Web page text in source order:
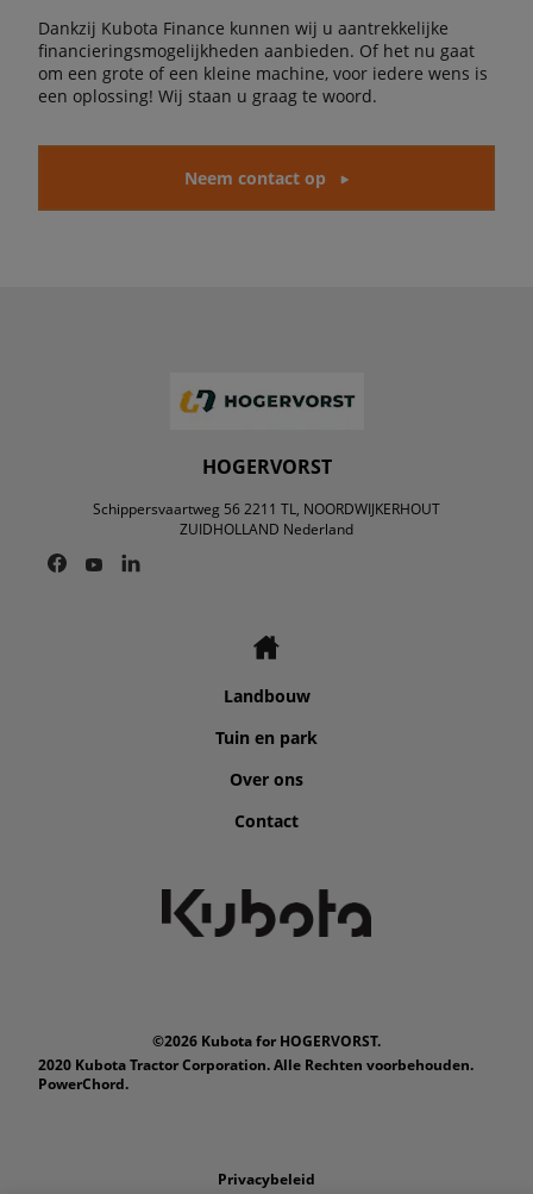
Dankzij Kubota Finance kunnen wij u aantrekkelijke
financieringsmogelijkheden aanbieden. Of het nu gaat
om een grote of een kleine machine, voor iedere wens is
een oplossing! Wij staan u graag te woord.
Neem contact op
HOGERVORST
Schippersvaartweg 56 2211 TL, NOORDWIJKERHOUT
ZUIDHOLLAND Nederland
Landbouw
Tuin en park
Over ons
Contact
©2026 Kubota for HOGERVORST.
2020 Kubota Tractor Corporation. Alle Rechten voorbehouden.
PowerChord.
Privacybeleid